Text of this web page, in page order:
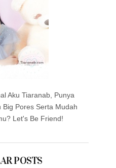
Aku Tiaranab, Punya
Big Pores Serta Mudah
Let's Be Friend!
POSTS